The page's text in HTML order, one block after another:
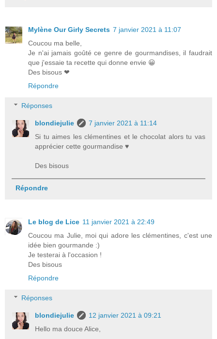
Mylène Our Girly Secrets 7 janvier 2021 à 11:07
Coucou ma belle,
Je n'ai jamais goûté ce genre de gourmandises, il faudrait
que j'essaie ta recette qui donne envie 😀
Des bisous ❤
Répondre
Réponses
blondiejulie
7 janvier 2021 à 11:14
Si tu aimes les clémentines et le chocolat alors tu vas
apprécier cette gourmandise ♥
Des bisous
Répondre
Le blog de Lice 11 janvier 2021 à 22:49
Coucou ma Julie, moi qui adore les clémentines, c'est une
idée bien gourmande :)
Je testerai à l'occasion !
Des bisous
Répondre
Réponses
blondiejulie
12 janvier 2021 à 09:21
Hello ma douce Alice,